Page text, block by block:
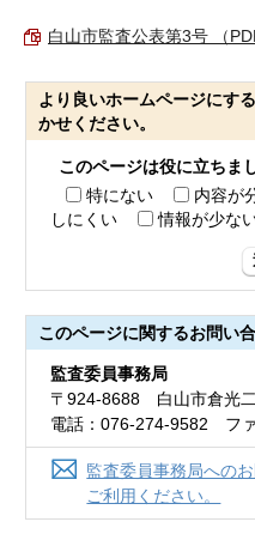
白山市監査公表第3号 （
より良いホームページにす
かせください。
このページは役に立ちま
特にない
内容が
しにくい
情報が少な
このページに関するお問い
監査委員事務局
〒924-8688 白山市倉光
電話：076-274-9582 フ
監査委員事務局への
ご利用ください。